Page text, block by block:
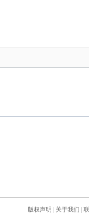
版权声明 关于我们